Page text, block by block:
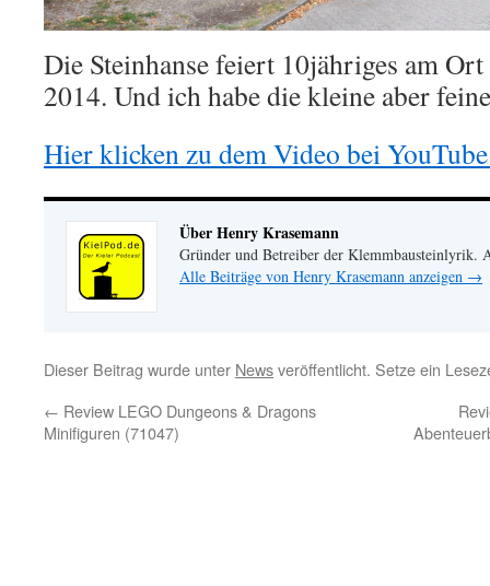
Die Steinhanse feiert 10jähriges am
2014. Und ich habe die kleine aber
Hier klicken zu dem Video bei
Über Henry Krasemann
Gründer und Betreiber der Klemmbausteinlyrik.
Alle Beiträge von Henry Krasemann anzeigen →
Dieser Beitrag wurde unter Newsveröffentlicht. Setze ein
← Review LEGO Dungeons & Dragons
Minifiguren (71047)